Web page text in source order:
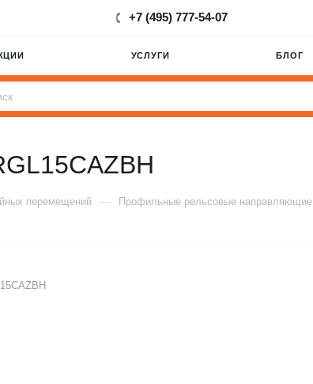
+7 (495) 777-54-07
УСЛУГИ БЛОГ
перемещений — Профильные рельсовые направляющие